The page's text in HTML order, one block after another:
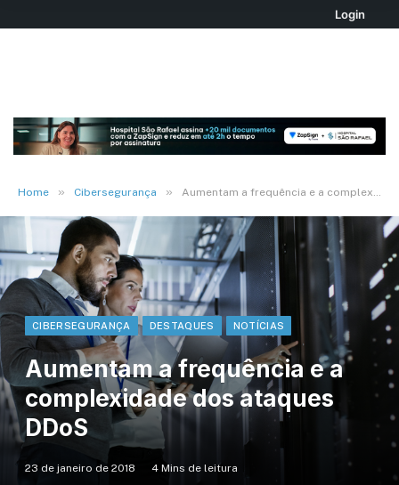
Login
Home » Cibersegurança » Aumentam a frequência e a complexidade dos ataques DDoS
CIBERSEGURANÇA DESTAQUES NOTÍCIAS
Aumentam a frequência e a
complexidade dos ataques
DDoS
23 de janeiro de 2018 4 Mins de leitura